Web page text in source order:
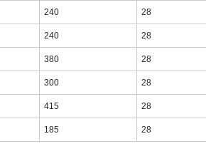
240 28
240 28
380 28
300 28
415 28
185 28